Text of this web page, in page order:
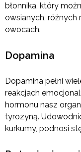
błonnika, który
owsianych, różnych
owocach.
Dopamina
Dopamina pełni
reakcjach
hormonu nasz
tyrozyną.
kurkumy, podnosi